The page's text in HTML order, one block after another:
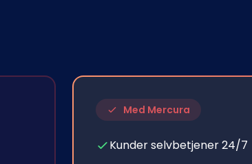
Med Mercura
Kunder selvbetjener 24/7